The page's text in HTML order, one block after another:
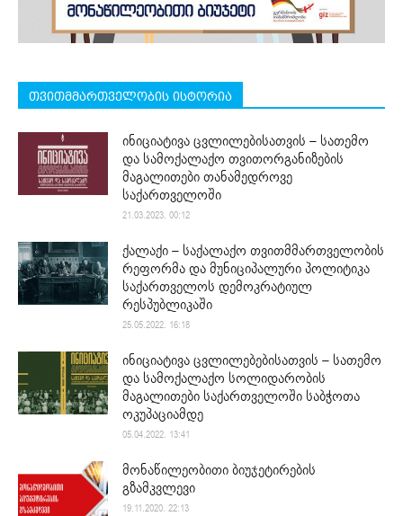
თვითმმართველობის ისტორია
ინიციატივა ცვლილებისათვის – სათემო
და სამოქალაქო თვითორგანიზების
მაგალითები თანამედროვე
საქართველოში
21.03.2023. 00:12
ქალაქი – საქალაქო თვითმმართველობის
რეფორმა და მუნიციპალური პოლიტიკა
საქართველოს დემოკრატიულ
რესპუბლიკაში
25.05.2022. 16:18
ინიციატივა ცვლილებებისათვის – სათემო
და სამოქალაქო სოლიდარობის
მაგალითები საქართველოში საბჭოთა
ოკუპაციამდე
05.04.2022. 13:41
მონაწილეობითი ბიუჯეტირების
გზამკვლევი
19.11.2020. 22:13